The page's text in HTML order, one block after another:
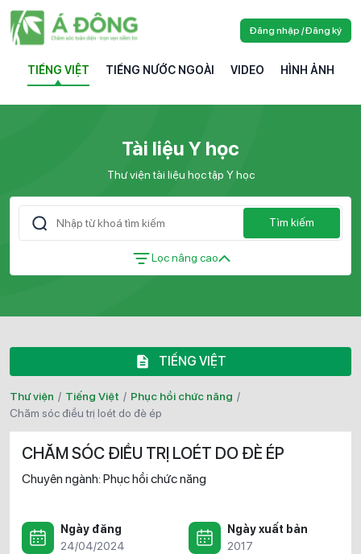
TIẾNG VIỆT TIẾNG NƯỚC NGOÀI VIDEO HÌNH ẢNH
Đăng nhập / Đăng ký
Tài liệu Y học
Thư viện tài liệu học tập Y học
Tìm kiếm
Lọc nâng cao
TIẾNG VIỆT
Thư viện / Tiếng Việt / Phục hồi chức năng /
chăm sóc điều trị loét do đè ép
CHĂM SÓC ĐIỀU TRỊ LOÉT DO ĐÈ ÉP
Chuyên ngành: Phục hồi chức năng
Ngày đăng
24/04/2024
Ngày xuất bản
2017